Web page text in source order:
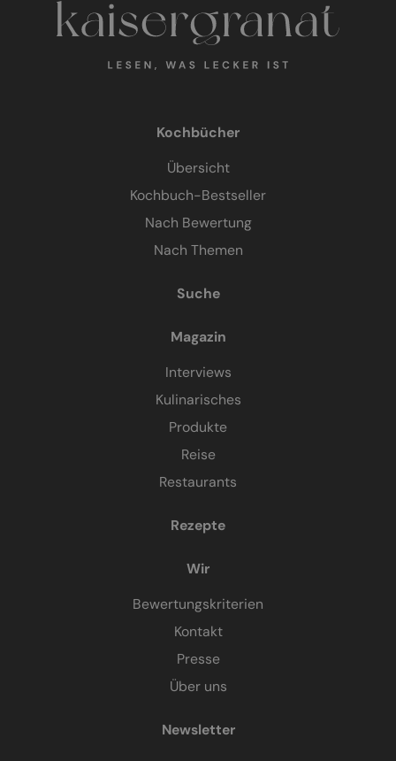
Kochbücher
Übersicht
Kochbuch-Bestseller
Nach Bewertung
Nach Themen
Suche
Magazin
Interviews
Kulinarisches
Produkte
Reise
Restaurants
Rezepte
Wir
Bewertungskriterien
Kontakt
Presse
Über uns
Newsletter